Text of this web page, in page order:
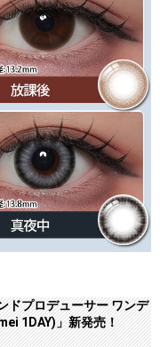
ドプロデューサー ワンデ
1DAY)」新発売！